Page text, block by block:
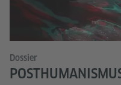
Dossier